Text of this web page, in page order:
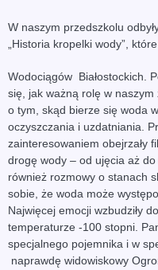
W naszym przedszkolu
„Historia kropelki wody”,
Wodociągów Białostockich.
się, jak ważną rolę w
o tym, skąd bierze się woda
oczyszczania i uzdatniania.
zainteresowaniem obejrzały
drogę wody – od ujęcia aż
również rozmowy o stanach
sobie, że woda może
Najwięcej emocji wzbudziły
temperaturze -100 stopni.
specjalnego pojemnika i w
naprawdę widowiskowy